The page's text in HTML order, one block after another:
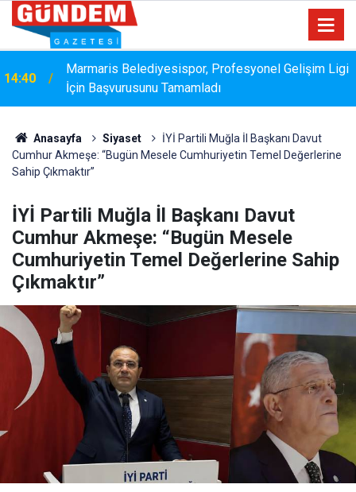
14:40
Marmaris Belediyesispor, Profesyonel Gelişim Ligi
İçin Başvurusunu Tamamladı
Anasayfa Siyaset
İYİ Partili Muğla İl Başkanı Davut
Cumhur Akmeşe: “Bugün Mesele Cumhuriyetin Temel Değerlerine
Sahip Çıkmaktır”
İYİ Partili Muğla İl Başkanı Davut
Cumhur Akmeşe: “Bugün Mesele
Cumhuriyetin Temel Değerlerine Sahip
Çıkmaktır”